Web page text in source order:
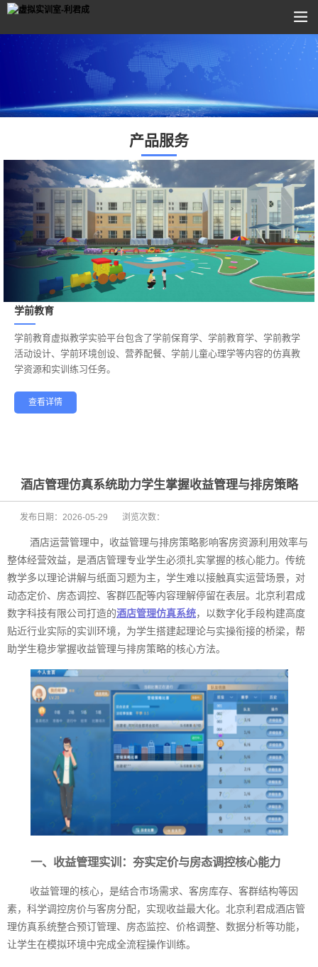
产品服务
学前教育
——
学前教育虚拟教学实验平台包含了学前保育学、学前教育学、学前教学
活动设计、学前环境创设、营养配餐、学前儿童心理学等内容的仿真教
学资源和实训练习任务。
查看详情
健康养老 家政服务
酒店管理仿真系统助力学生掌握收益管理与排房策略
发布日期： 2026-05-29 浏览次数：
酒店运营管理中，收益管理与排房策略影响客房资源利用效率与
整体经营效益，是酒店管理专业学生必须扎实掌握的核心能力。传统
教学多以理论讲解与纸面习题为主，学生难以接触真实运营场景，对
动态定价、房态调控、客群匹配等内容理解停留在表层。北京利君成
数字科技有限公司打造的酒店管理仿真系统，以数字化手段构建高度
贴近行业实际的实训环境，为学生搭建起理论与实操衔接的桥梁，帮
助学生稳步掌握收益管理与排房策略的核心方法。
一、收益管理实训：夯实定价与房态调控核心能力
收益管理的核心，是结合市场需求、客房库存、客群结构等因
素，科学调控房价与客房分配，实现收益最大化。北京利君成酒店管
理仿真系统整合预订管理、房态监控、价格调整、数据分析等功能，
让学生在模拟环境中完成全流程操作训练。